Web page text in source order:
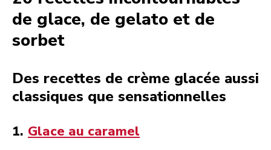
de glace, de gelato et de
sorbet
Des recettes de crème glacée aussi
classiques que sensationnelles
1. Glace au caramel